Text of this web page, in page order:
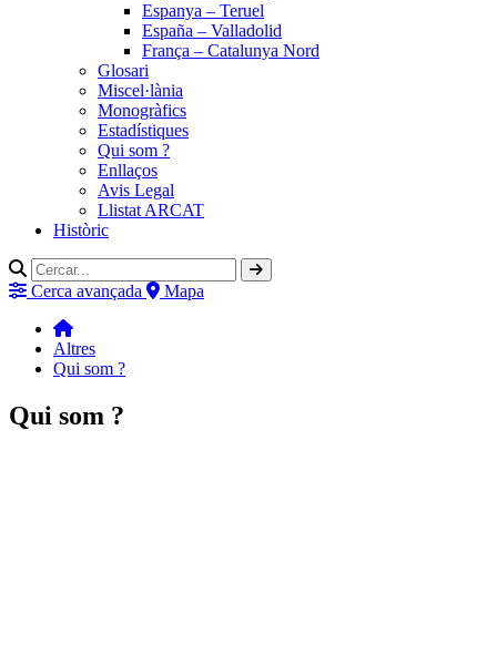
Espanya – Teruel
España – Valladolid
França – Catalunya Nord
Glosari
Miscel·lània
Monogràfics
Estadístiques
Qui som ?
Enllaços
Avis Legal
Llistat ARCAT
Històric
Cerca avançada Mapa
Altres
Qui som ?
Qui som ?